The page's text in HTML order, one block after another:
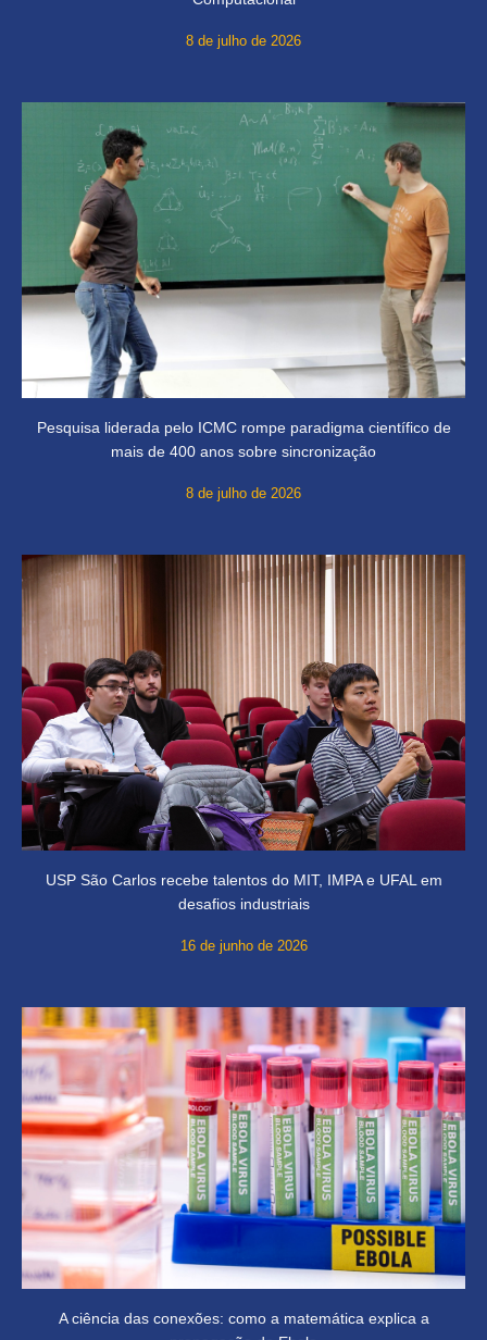
8 de julho de 2026
Pesquisa liderada pelo ICMC rompe paradigma científico de
mais de 400 anos sobre sincronização
8 de julho de 2026
USP São Carlos recebe talentos do MIT, IMPA e UFAL em
desafios industriais
16 de junho de 2026
A ciência das conexões: como a matemática explica a